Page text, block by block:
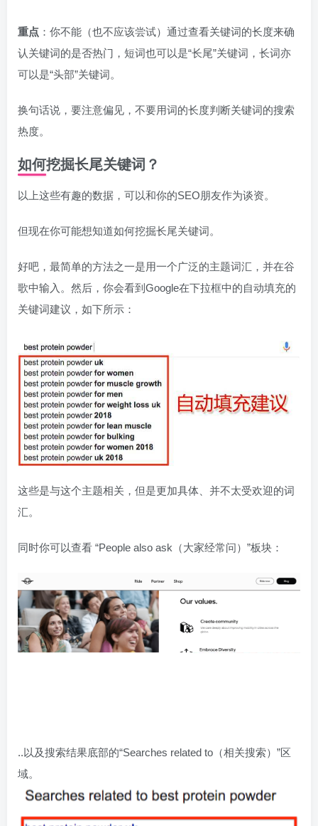
重点 ：你不能（也不应该尝试）通过查看关键词的长度来确
认关键词的是否热门，短词也可以是“长尾”关键词，长词亦
可以是“头部”关键词。
换句话说，要注意偏见，不要用词的长度判断关键词的搜索
热度。
如何挖掘长尾关键词？
以上这些有趣的数据，可以和你的SEO朋友作为谈资。
但现在你可能想知道如何挖掘长尾关键词。
好吧，最简单的方法之一是用一个广泛的主题词汇，并在谷
歌中输入。然后，你会看到Google在下拉框中的自动填充的
关键词建议，如下所示：
这些是与这个主题相关，但是更加具体、并不太受欢迎的词
汇。
同时你可以查看 “People also ask（大家经常问）”板块：
..以及搜索结果底部的“Searches related to（相关搜索）”区
域。